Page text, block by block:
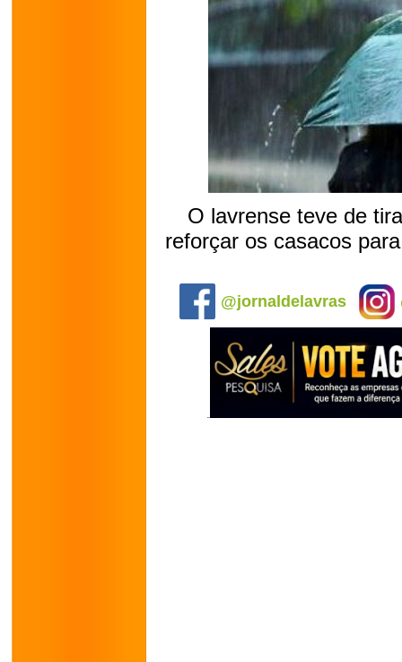
O lavrense teve de
reforçar os casacos
@jornaldelavras